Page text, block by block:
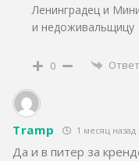
Ленинградец и
и недоживальщицу
0
Tramp 1 месяц назад
Да и в питер за